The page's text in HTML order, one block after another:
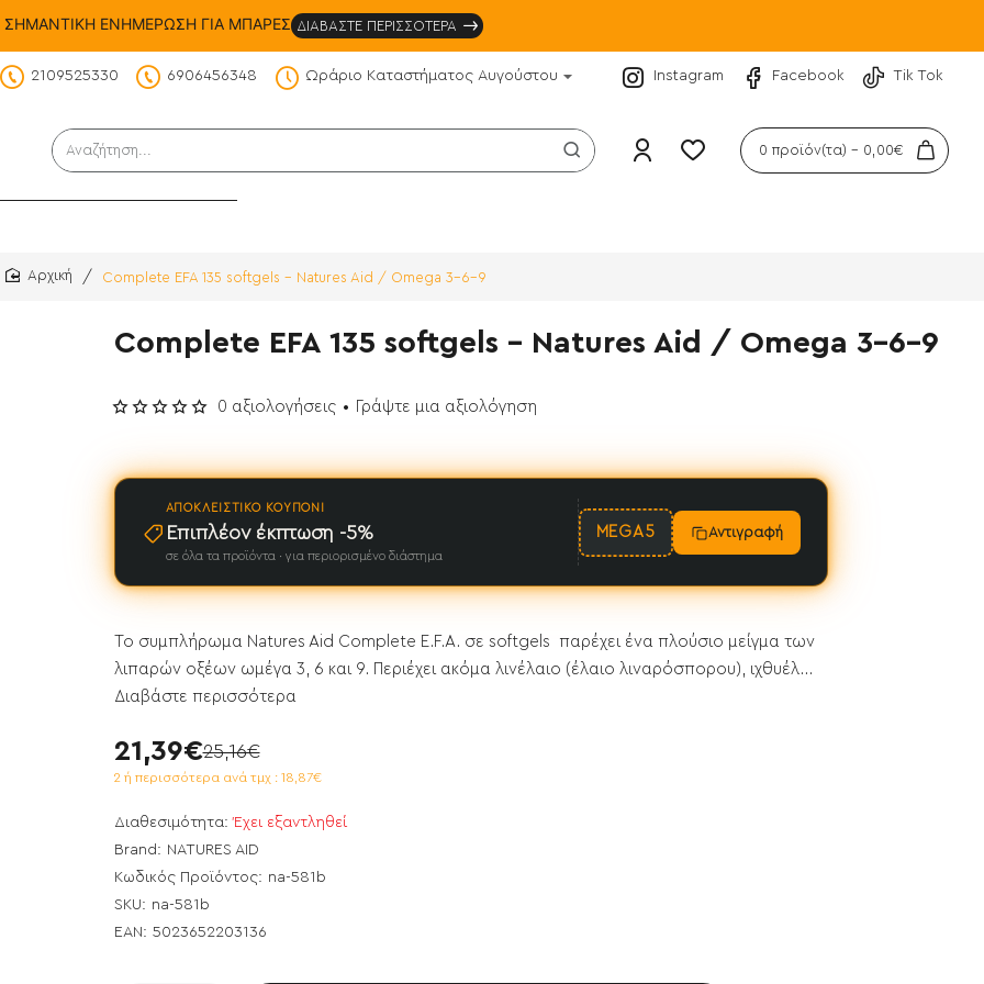
ΣΗΜΑΝΤΙΚΗ ΕΝΗΜΕΡΩΣΗ ΓΙΑ ΜΠΑΡΕΣ ΔΙΑΒΑΣΤΕ ΠΕΡΙΣΣΟΤΕΡΑ
2109525330 6906456348 Ωράριο Καταστήματος Αυγούστου Instagram Facebook Tik Tok
Αναζήτηση... 0 προϊόν(τα) - 0,00€
Complete EFA 135 softgels - Natures Aid / Omega 3-6-9
Complete EFA 135 softgels - Natures Aid / Omega 3-6-9
ΑΠΟΚΛΕΙΣΤΙΚΌ ΚΟΥΠΌΝΙ
Επιπλέον έκπτωση -5%
σε όλα τα προϊόντα · για περιορισμένο διάστημα
MEGA5 Αντιγραφή
Το συμπλήρωμα Natures Aid Complete E.F.A. σε softgels παρέχει ένα πλούσιο μείγμα των
λιπαρών οξέων ωμέγα 3, 6 και 9. Περιέχει ακόμα λινέλαιο (έλαιο λιναρόσπορου), ιχθυέλ...
Διαβάστε περισσότερα
Διαθεσιμότητα: Έχει εξαντληθεί
Brand: NATURES AID
Κωδικός Προϊόντος: na-581b
SKU: na-581b
EAN: 5023652203136
0 αξιολογήσεις • Γράψτε μια αξιολόγηση
21,39€25,16€
2 ή περισσότερα ανά τμχ : 18,87€